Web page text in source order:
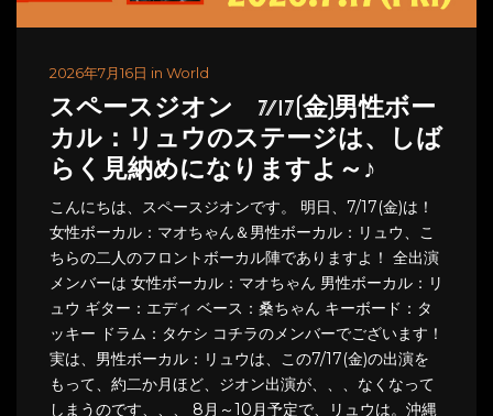
2026年7月16日 in World
スペースジオン 7/17(金)男性ボー
カル：リュウのステージは、しば
らく見納めになりますよ～♪
こんにちは、スペースジオンです。 明日、7/17(金)は！
女性ボーカル：マオちゃん＆男性ボーカル：リュウ、こ
ちらの二人のフロントボーカル陣でありますよ！ 全出演
メンバーは 女性ボーカル：マオちゃん 男性ボーカル：リ
ュウ ギター：エディ ベース：桑ちゃん キーボード：タ
ッキー ドラム：タケシ コチラのメンバーでございます！
実は、男性ボーカル：リュウは、この7/17(金)の出演を
もって、約二か月ほど、ジオン出演が、、、なくなって
しまうのです、、、 8月～10月予定で、リュウは。沖縄